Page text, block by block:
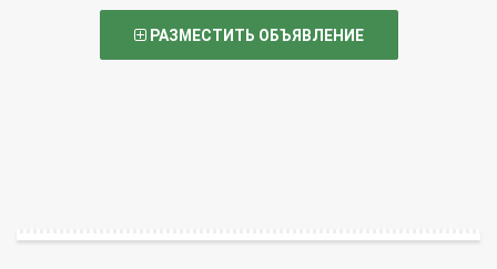
РАЗМЕСТИТЬ ОБЪЯВЛЕНИЕ